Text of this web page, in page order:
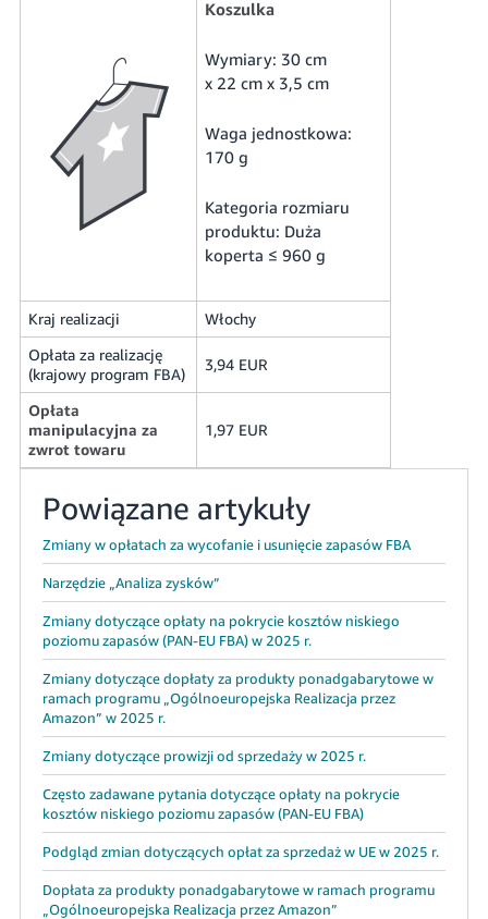
Koszulka
Wymiary: 30 cm
x 22 cm x 3,5 cm
Waga jednostkowa:
170 g
Kategoria rozmiaru
produktu: Duża
koperta ≤ 960 g
Kraj realizacji
Włochy
Opłata za realizację
(krajowy program FBA)
3,94 EUR
Opłata
manipulacyjna za
zwrot towaru
1,97 EUR
Powiązane artykuły
Zmiany w opłatach za wycofanie i usunięcie zapasów FBA
Narzędzie „Analiza zysków”
Zmiany dotyczące opłaty na pokrycie kosztów niskiego
poziomu zapasów (PAN-EU FBA) w 2025 r.
Zmiany dotyczące dopłaty za produkty ponadgabarytowe w
ramach programu „Ogólnoeuropejska Realizacja przez
Amazon” w 2025 r.
Zmiany dotyczące prowizji od sprzedaży w 2025 r.
Często zadawane pytania dotyczące opłaty na pokrycie
kosztów niskiego poziomu zapasów (PAN-EU FBA)
Podgląd zmian dotyczących opłat za sprzedaż w UE w 2025 r.
Dopłata za produkty ponadgabarytowe w ramach programu
„Ogólnoeuropejska Realizacja przez Amazon”